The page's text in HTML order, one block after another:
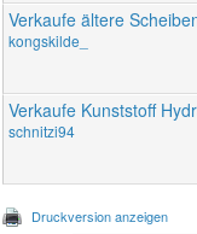
Verkaufe ältere
kongskilde_
Verkaufe Kunststoff
schnitzi94
Druckversion anzeigen